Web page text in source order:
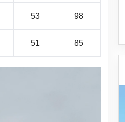
53 98
51 85